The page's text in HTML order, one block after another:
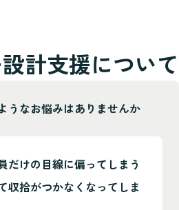
計支援について
うなお悩みはありませんか
だけの目線に偏ってしまう
収拾がつかなくなってしま